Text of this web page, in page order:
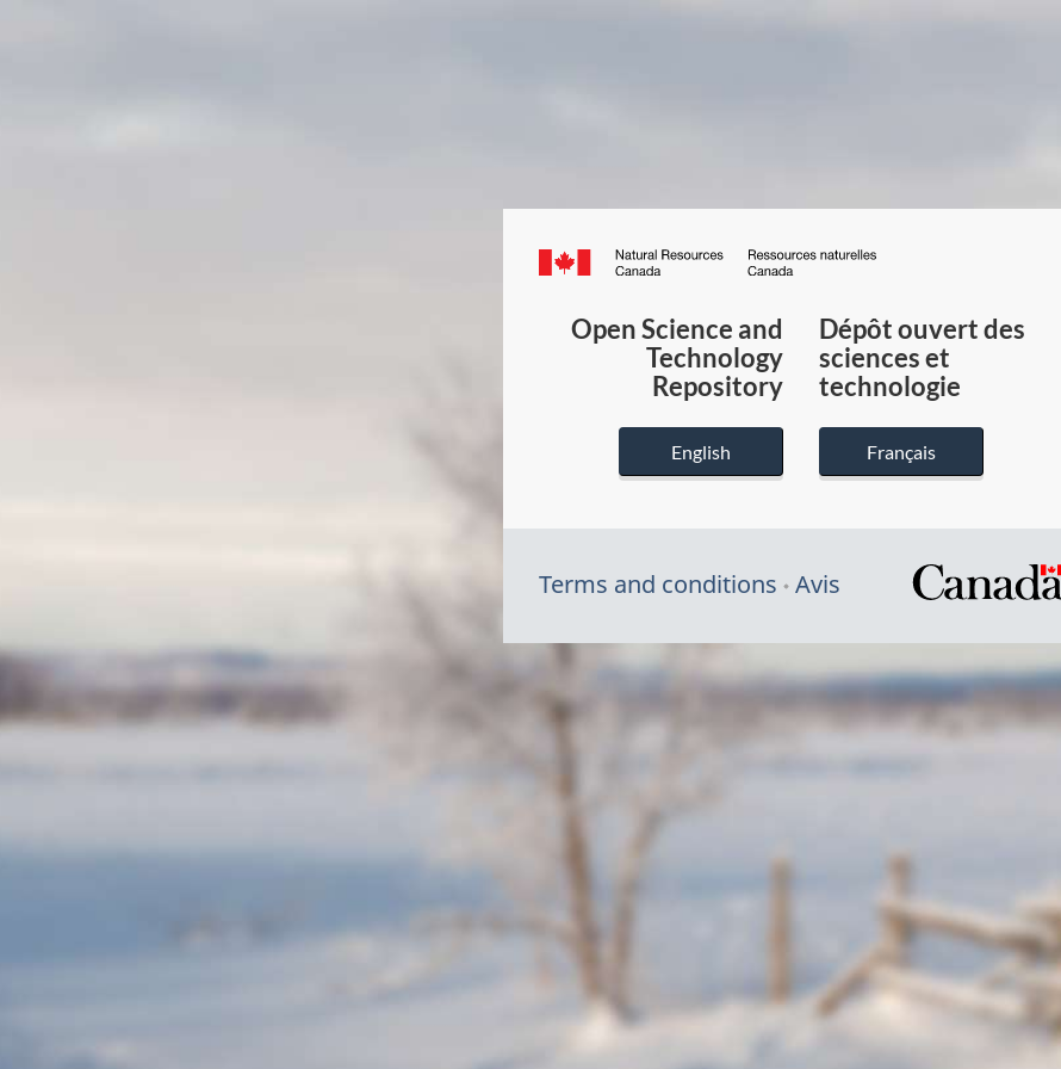
Canada.ca
du
Canada
Open Science and
Technology
Repository
English
Dépôt ouvert des
sciences et
technologie
Français
Terms and conditions Avis